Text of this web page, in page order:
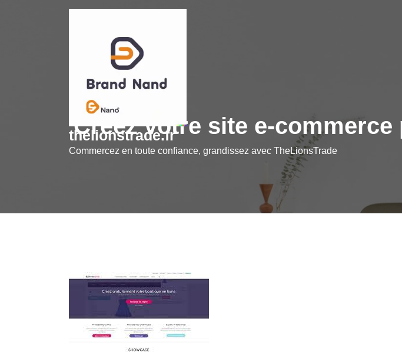
thelionstrade.fr
Commercez en toute confiance, grandissez avec TheLionsTrade
Créez votre site e-